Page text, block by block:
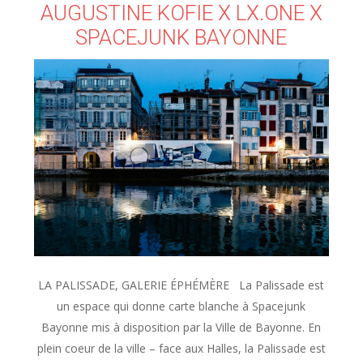
AUGUSTINE KOFIE X LX.ONE X
SPACEJUNK BAYONNE
LA PALISSADE, GALERIE ÉPHÉMÈRE La Palissade est
un espace qui donne carte blanche à Spacejunk
Bayonne mis à disposition par la Ville de Bayonne. En
plein coeur de la ville – face aux Halles, la Palissade est